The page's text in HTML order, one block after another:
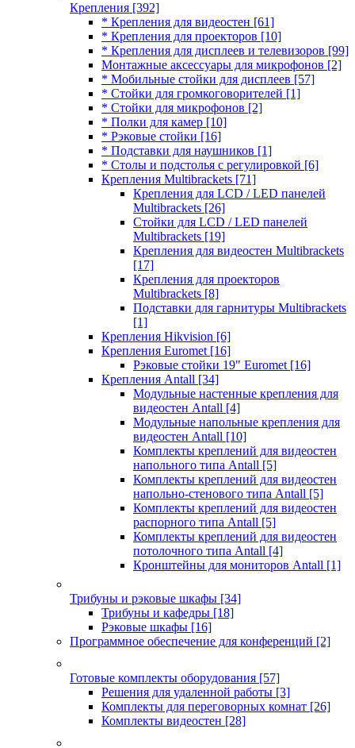
Крепления [392]
* Крепления для видеостен [61]
* Крепления для проекторов [10]
* Крепления для дисплеев и телевизоров [99]
Монтажные аксессуары для микрофонов [2]
* Мобильные стойки для дисплеев [57]
* Стойки для громкоговорителей [1]
* Стойки для микрофонов [2]
* Полки для камер [10]
* Рэковые стойки [16]
* Подставки для наушников [1]
* Столы и подстолья с регулировкой [6]
Крепления Multibrackets [71]
Крепления для LCD / LED панелей
Multibrackets [26]
Стойки для LCD / LED панелей
Multibrackets [19]
Крепления для видеостен Multibrackets
[17]
Крепления для проекторов
Multibrackets [8]
Подставки для гарнитуры Multibrackets
[1]
Крепления Hikvision [6]
Крепления Euromet [16]
Рэковые стойки 19" Euromet [16]
Крепления Antall [34]
Модульные настенные крепления для
видеостен Antall [4]
Модульные напольные крепления для
видеостен Antall [10]
Комплекты креплений для видеостен
напольного типа Antall [5]
Комплекты креплений для видеостен
напольно-стенового типа Antall [5]
Комплекты креплений для видеостен
распорного типа Antall [5]
Комплекты креплений для видеостен
потолочного типа Antall [4]
Кронштейны для мониторов Antall [1]
Трибуны и рэковые шкафы [34]
Трибуны и кафедры [18]
Рэковые шкафы [16]
Программное обеспечение для конференций [2]
Готовые комплекты оборудования [57]
Решения для удаленной работы [3]
Комплекты для переговорных комнат [26]
Комплекты видеостен [28]